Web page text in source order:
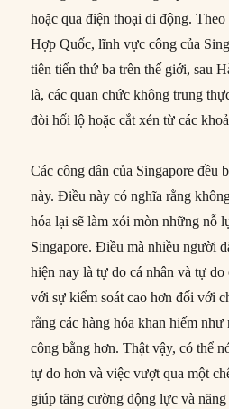
hoặc qua điện thoại di động.
Hợp Quốc, lĩnh vực công của
tiên tiến thứ ba trên thế giới, sau
là, các quan chức không trung
đòi hối lộ hoặc cắt xén từ các
Các công dân của Singapore đều
này. Điều này có nghĩa rằng
hóa lại sẽ làm xói mòn những nỗ
Singapore. Điều mà nhiều người
hiện nay là tự do cá nhân và tự
với sự kiểm soát cao hơn đối với
rằng các hàng hóa khan hiếm
công bằng hơn. Thật vậy, có thể
tự do hơn và việc vượt qua một
giúp tăng cường động lực và